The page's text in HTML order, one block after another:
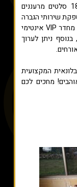
בבילו גריל אירועים פותחים כל אירוע עם 18 סלטים מרעננים
שירותי הגברה
מעולים, מיקרופון ומקרן איכותי. תוכלו להנות מחדר VIP אינטימי
עסקיים עד 55 אורחים, בנוסף ניתן לערוך
המקצועית
מחכים לכם